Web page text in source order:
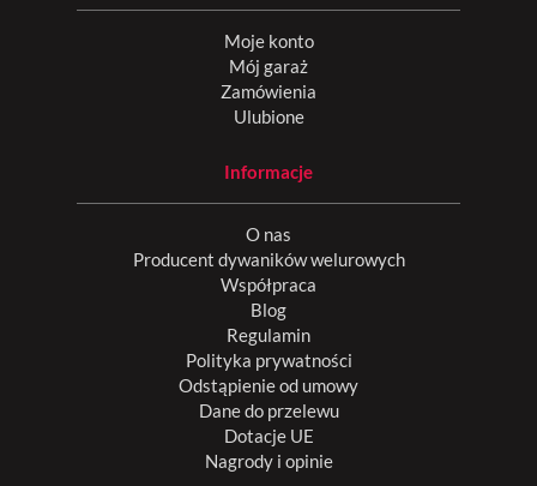
Moje konto
Mój garaż
Zamówienia
Ulubione
Informacje
O nas
Producent dywaników welurowych
Współpraca
Blog
Regulamin
Polityka prywatności
Odstąpienie od umowy
Dane do przelewu
Dotacje UE
Nagrody i opinie